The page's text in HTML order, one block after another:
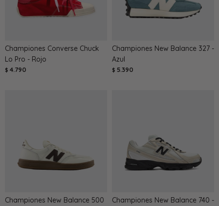
Championes Converse Chuck
Lo Pro - Rojo
$ 4.790
Championes New Balance 327 -
Azul
$ 5.390
Championes New Balance 500
Championes New Balance 740 -